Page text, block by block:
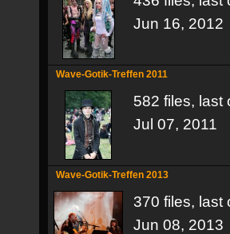
Jun 16, 2012
Wave-Gotik-Treffen 2011
582 files, last
Jul 07, 2011
Wave-Gotik-Treffen 2013
370 files, last
Jun 08, 2013